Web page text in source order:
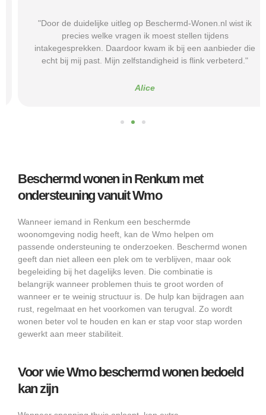
"Door de duidelijke uitleg op Beschermd-Wonen.nl wist ik
precies welke vragen ik moest stellen tijdens
intakegesprekken. Daardoor kwam ik bij een aanbieder die
echt bij mij past. Mijn zelfstandigheid is flink verbeterd."
Alice
Beschermd wonen in Renkum met
ondersteuning vanuit Wmo
Wanneer iemand in Renkum een beschermde
woonomgeving nodig heeft, kan de Wmo helpen om
passende ondersteuning te onderzoeken. Beschermd wonen
geeft dan niet alleen een plek om te verblijven, maar ook
begeleiding bij het dagelijks leven. Die combinatie is
belangrijk wanneer problemen thuis te groot worden of
wanneer er te weinig structuur is. De hulp kan bijdragen aan
rust, regelmaat en het voorkomen van terugval. Zo wordt
wonen beter vol te houden en kan er stap voor stap worden
gewerkt aan meer stabiliteit.
Voor wie Wmo beschermd wonen bedoeld
kan zijn